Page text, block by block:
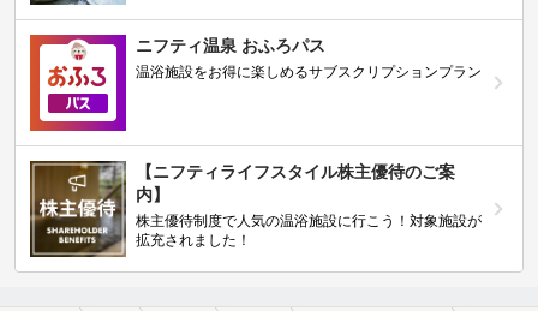
ニフティ温泉 おふろパス
温浴施設をお得に楽しめるサブスクリプションプラン
【ニフティライフスタイル株主優待のご案
内】
株主優待制度で人気の温浴施設に行こう！対象施設が
拡充されました！